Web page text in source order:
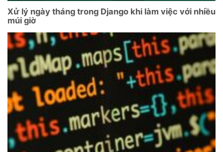
Xử lý ngày tháng trong Django khi làm việc với nhiều
múi giờ